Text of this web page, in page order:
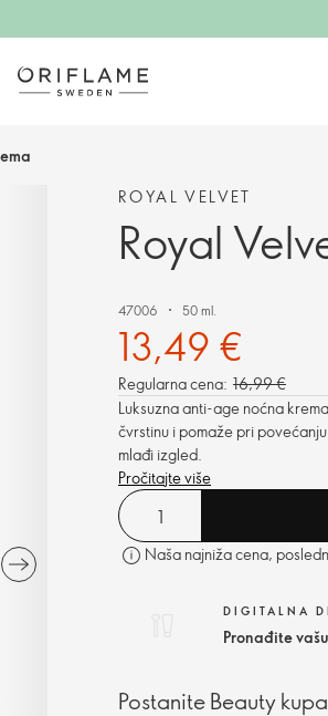
ROYAL VELVET
Royal
47006 50 ml.
13,49 €
Regularna cena: 16,99 €
Luksuzna anti-age noćna
čvrstinu i pomaže pri
mlađi izgled.
Pročitajte više
Naša najniža cena,
DIGITALNA
Pronađite
Postanite Beauty